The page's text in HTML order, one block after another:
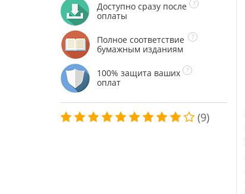
Доступно сразу после
оплаты
Полное соответствие
бумажным изданиям
100% защита ваших
оплат
(9)